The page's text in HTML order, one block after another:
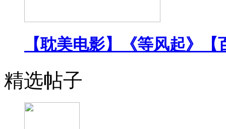
【耽美电影】《等风起》【
精选帖子